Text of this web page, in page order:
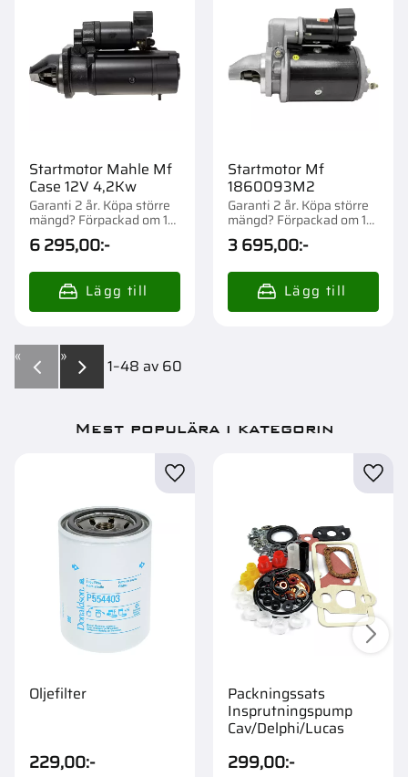
Startmotor Mahle Mf
Case 12V 4,2Kw
Garanti 2 år. Köpa större
mängd? Förpackad om 1
st.
6 295,00:-
Startmotor Mf
1860093M2
Garanti 2 år. Köpa större
mängd? Förpackad om 1
st.
3 695,00:-
1–48 av 60
« »
Mest populära i kategorin
Oljefilter
229,00:-
Packningssats
Insprutningspump
Cav/Delphi/Lucas
299,00:-